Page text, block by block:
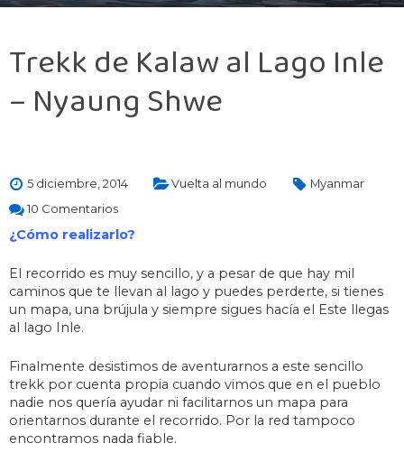
Trekk de Kalaw al Lago Inle
– Nyaung Shwe
5 diciembre, 2014 Vuelta al mundo
Myanmar
10 Comentarios
¿Cómo realizarlo?
El recorrido es muy sencillo, y a pesar de que hay mil
caminos que te llevan al lago y puedes perderte, si tienes
un mapa, una brújula y siempre sigues hacía el Este llegas
al lago Inle.
Finalmente desistimos de aventurarnos a este sencillo
trekk por cuenta propia cuando vimos que en el pueblo
nadie nos quería ayudar ni facilitarnos un mapa para
orientarnos durante el recorrido. Por la red tampoco
encontramos nada fiable.